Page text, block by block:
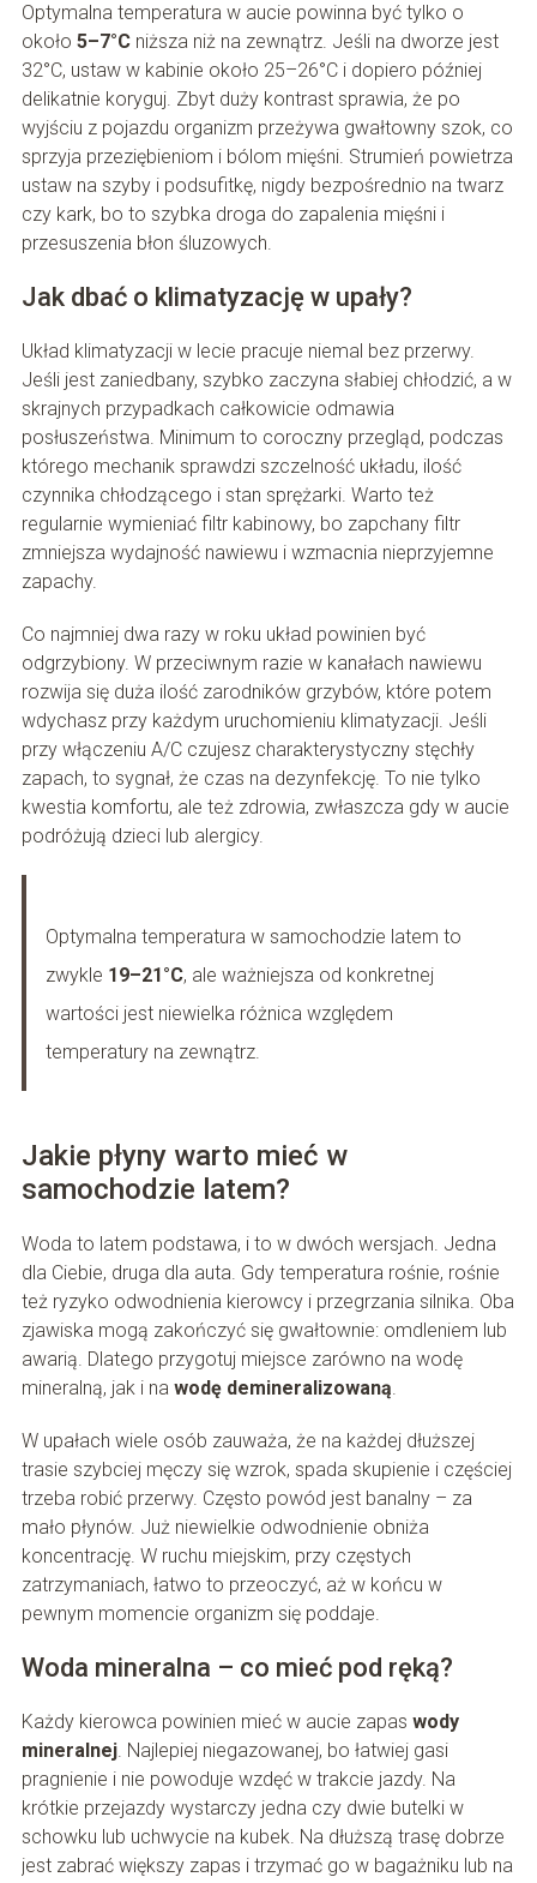
Optymalna temperatura w aucie powinna być tylko o
około 5–7°Cniższa niż na zewnątrz. Jeśli na dworze jest
32°C, ustaw w kabinie około 25–26°C i dopiero później
delikatnie koryguj. Zbyt duży kontrast sprawia, że po
wyjściu z pojazdu organizm przeżywa gwałtowny szok, co
sprzyja przeziębieniom i bólom mięśni. Strumień powietrza
ustaw na szyby i podsufitkę, nigdy bezpośrednio na twarz
czy kark, bo to szybka droga do zapalenia mięśni i
przesuszenia błon śluzowych.
Jak dbać o klimatyzację w upały?
Układ klimatyzacji w lecie pracuje niemal bez przerwy.
Jeśli jest zaniedbany, szybko zaczyna słabiej chłodzić, a w
skrajnych przypadkach całkowicie odmawia
posłuszeństwa. Minimum to coroczny przegląd, podczas
którego mechanik sprawdzi szczelność układu, ilość
czynnika chłodzącego i stan sprężarki. Warto też
regularnie wymieniać filtr kabinowy, bo zapchany filtr
zmniejsza wydajność nawiewu i wzmacnia nieprzyjemne
zapachy.
Co najmniej dwa razy w roku układ powinien być
odgrzybiony. W przeciwnym razie w kanałach nawiewu
rozwija się duża ilość zarodników grzybów, które potem
wdychasz przy każdym uruchomieniu klimatyzacji. Jeśli
przy włączeniu A/C czujesz charakterystyczny stęchły
zapach, to sygnał, że czas na dezynfekcję. To nie tylko
kwestia komfortu, ale też zdrowia, zwłaszcza gdy w aucie
podróżują dzieci lub alergicy.
Optymalna temperatura w samochodzie latem to
zwykle 19–21°C, ale ważniejsza od konkretnej
wartości jest niewielka różnica względem
temperatury na zewnątrz.
Jakie płyny warto mieć w
samochodzie latem?
Woda to latem podstawa, i to w dwóch wersjach. Jedna
dla Ciebie, druga dla auta. Gdy temperatura rośnie, rośnie
też ryzyko odwodnienia kierowcy i przegrzania silnika. Oba
zjawiska mogą zakończyć się gwałtownie: omdleniem lub
awarią. Dlatego przygotuj miejsce zarówno na wodę
mineralną, jak i na wodę demineralizowaną.
W upałach wiele osób zauważa, że na każdej dłuższej
trasie szybciej męczy się wzrok, spada skupienie i częściej
trzeba robić przerwy. Często powód jest banalny – za
mało płynów. Już niewielkie odwodnienie obniża
koncentrację. W ruchu miejskim, przy częstych
zatrzymaniach, łatwo to przeoczyć, aż w końcu w
pewnym momencie organizm się poddaje.
Woda mineralna – co mieć pod ręką?
Każdy kierowca powinien mieć w aucie zapas wody
mineralnej. Najlepiej niegazowanej, bo łatwiej gasi
pragnienie i nie powoduje wzdęć w trakcie jazdy. Na
krótkie przejazdy wystarczy jedna czy dwie butelki w
schowku lub uchwycie na kubek. Na dłuższą trasę dobrze
jest zabrać większy zapas i trzymać go w bagażniku lub na